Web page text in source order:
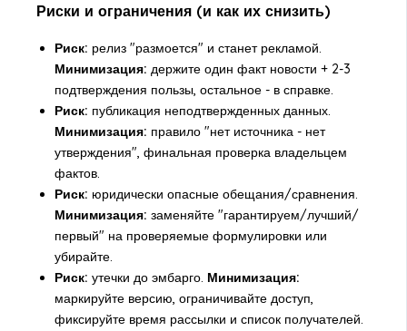
Риски и ограничения (и как их снизить)
Риск: релиз "размоется" и станет рекламой.
Минимизация: держите один факт новости + 2-3
подтверждения пользы, остальное - в справке.
Риск: публикация неподтвержденных данных.
Минимизация: правило "нет источника - нет
утверждения", финальная проверка владельцем
фактов.
Риск: юридически опасные обещания/сравнения.
Минимизация: заменяйте "гарантируем/лучший/
первый" на проверяемые формулировки или
убирайте.
Риск: утечки до эмбарго. Минимизация:
маркируйте версию, ограничивайте доступ,
фиксируйте время рассылки и список получателей.